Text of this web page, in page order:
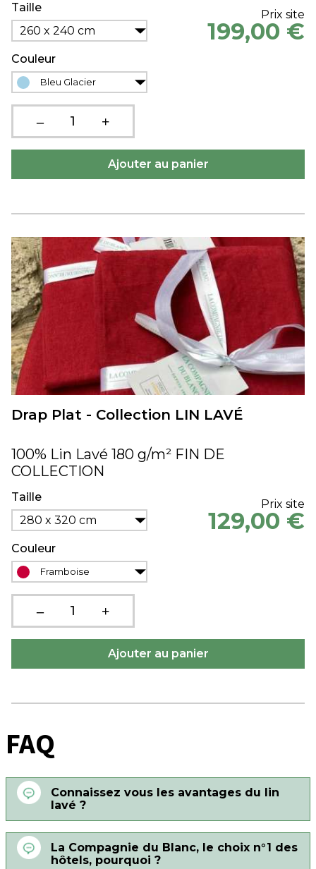
Taille
260 x 240 cm
Couleur
Bleu Glacier
Prix site
199,00 €
Drap Plat - Collection LIN LAVÉ
100% Lin Lavé 180 g/m² FIN DE
COLLECTION
Taille
280 x 320 cm
Couleur
Framboise
Prix site
129,00 €
FAQ
Connaissez vous les avantages du lin
lavé ?
La Compagnie du Blanc, le choix n°1 des
hôtels, pourquoi ?